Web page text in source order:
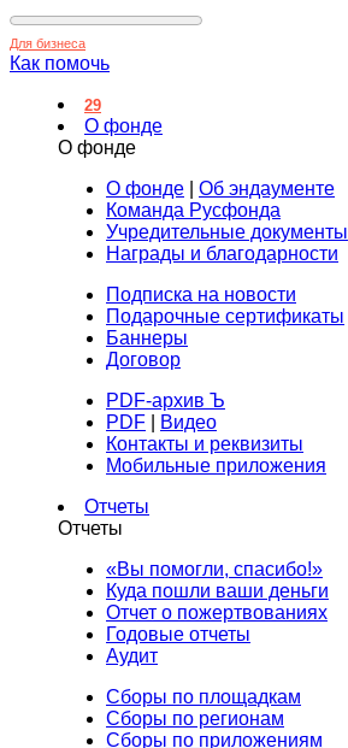
Для бизнеса
Как помочь
29
О фонде
О фонде
О фонде
Об эндаументе
Команда Русфонда
Учредительные документы
Награды и благодарности
Подписка на новости
Подарочные сертификаты
Баннеры
Договор
PDF-архив Ъ
PDF
Видео
Контакты и реквизиты
Мобильные приложения
Отчеты
Отчеты
«Вы помогли, спасибо!»
Куда пошли ваши деньги
Отчет о пожертвованиях
Годовые отчеты
Аудит
Сборы по площадкам
Сборы по регионам
Сборы по приложениям